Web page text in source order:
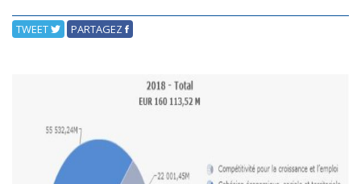
TWEET PARTAGEZ